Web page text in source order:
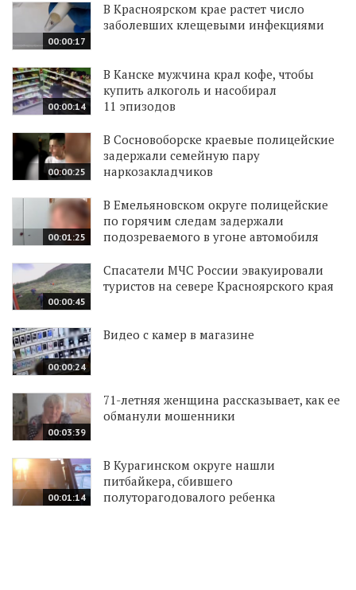
00:00:17
В Красноярском крае растет число
заболевших клещевыми инфекциями
00:00:14
В Канске мужчина крал кофе, чтобы
купить алкоголь и насобирал
11 эпизодов
00:00:25
В Сосновоборске краевые полицейские
задержали семейную пару
наркозакладчиков
00:01:25
В Емельяновском округе полицейские
по горячим следам задержали
подозреваемого в угоне автомобиля
00:00:45
Спасатели МЧС России эвакуировали
туристов на севере Красноярского края
00:00:24
Видео с камер в магазине
00:03:39
71-летняя женщина рассказывает, как ее
обманули мошенники
00:01:14
В Курагинском округе нашли
питбайкера, сбившего
полуторагодовалого ребенка